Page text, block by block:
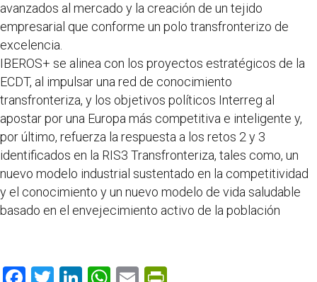
avanzados al mercado y la creación de un tejido
empresarial que conforme un polo transfronterizo de
excelencia.
IBEROS+ se alinea con los proyectos estratégicos de la
ECDT, al impulsar una red de conocimiento
transfronteriza, y los objetivos políticos Interreg al
apostar por una Europa más competitiva e inteligente y,
por último, refuerza la respuesta a los retos 2 y 3
identificados en la RIS3 Transfronteriza, tales como, un
nuevo modelo industrial sustentado en la competitividad
y el conocimiento y un nuevo modelo de vida saludable
basado en el envejecimiento activo de la población